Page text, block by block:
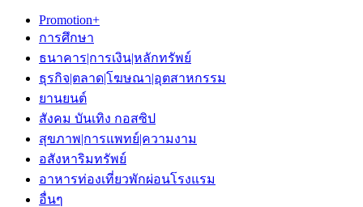
Promotion+
การศึกษา
ธนาคาร|การเงิน|หลักทรัพย์
ธุรกิจ|ตลาด|โฆษณา|อุตสาหกรรม
ยานยนต์
สังคม บันเทิง กอสซิป
สุขภาพ|การแพทย์|ความงาม
อสังหาริมทรัพย์
อาหารท่องเที่ยวพักผ่อนโรงแรม
อื่นๆ